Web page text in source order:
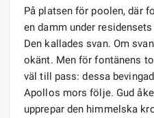
På platsen för poolen, där
en damm under
Den kallades svan. Om
okänt. Men för fontänens
väl till pass: dessa
Apollos mors följe. Gud
upprepar den himmelska